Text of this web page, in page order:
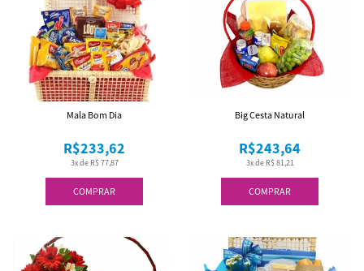
COMPRAR
3x de R$ 77,87
R$233,62
Mala Bom Dia
COMPRAR
3x de R$ 81,21
R$243,64
Big Cesta Natural